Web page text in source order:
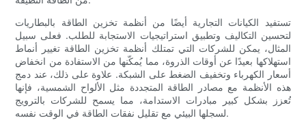
تستفيد الكيانات التجارية أيضًا من أنظمة تخزين الطاقة بالبطاريات
لتحسين التكاليف وتطبيق استراتيجيات الاستجابة للطلب. فعلى سبيل
المثال، يمكن للشركات التي تمتلك أنظمة تخزين الطاقة تغيير أنماط
استهلاكها بعيدًا عن أوقات الذروة، مما يُمكّنها من الاستفادة من انخفاض
أسعار الكهرباء وتخفيف الضغط على الشبكة. علاوة على ذلك، عند دمج
هذه الأنظمة مع مصادر الطاقة المتجددة مثل الألواح الشمسية، فإنها
تُعزز بشكل كبير مبادرات الاستدامة، مما يسمح للشركات بالترويج
لسجلها البيئي مع تقليل نفقات الطاقة في الوقت نفسه.